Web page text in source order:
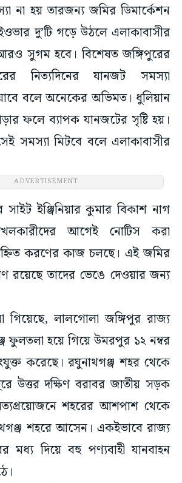
না হয় তারজন্য জমির ডিমার্কেশন
দু’টি গড়ে উঠলে এলাকাবাসীর
সুগম হবে। বিশেষত জঙ্গিপুরের
নিত্যদিনের যানজট সমস্যা
বলে অনেকের অভিমত। ধুলিয়ান
ফলে ব্যাপক যানজটের সৃষ্টি হয়।
সমস্যা মিটবে বলে এলাকাবাসীর
ADVERTISEMENT
ইঞ্জিনিয়ার কুমার বিকাশ নাগ
আগেই নোটিস করা
করণের কাজ চলছে। এই জমির
রয়েছে তাদের ভেঙে দেওয়ার জন্য
গিয়েছে, লালগোলা জঙ্গিপুর রাজ্য
ফুলতলা হয়ে গিয়ে উমরপুর ১২ নম্বর
করেছে। রঘুনাথগঞ্জ শহর থেকে
উত্তর দক্ষিণ বরাবর জাতীয় সড়ক
শহরের আশপাশ থেকে
শহরে আসেন। একইভাবে রাজ্য
দিয়ে বহু পণ্যবাহী যানবাহন